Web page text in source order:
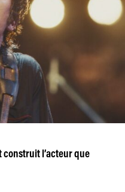
construit l’acteur que